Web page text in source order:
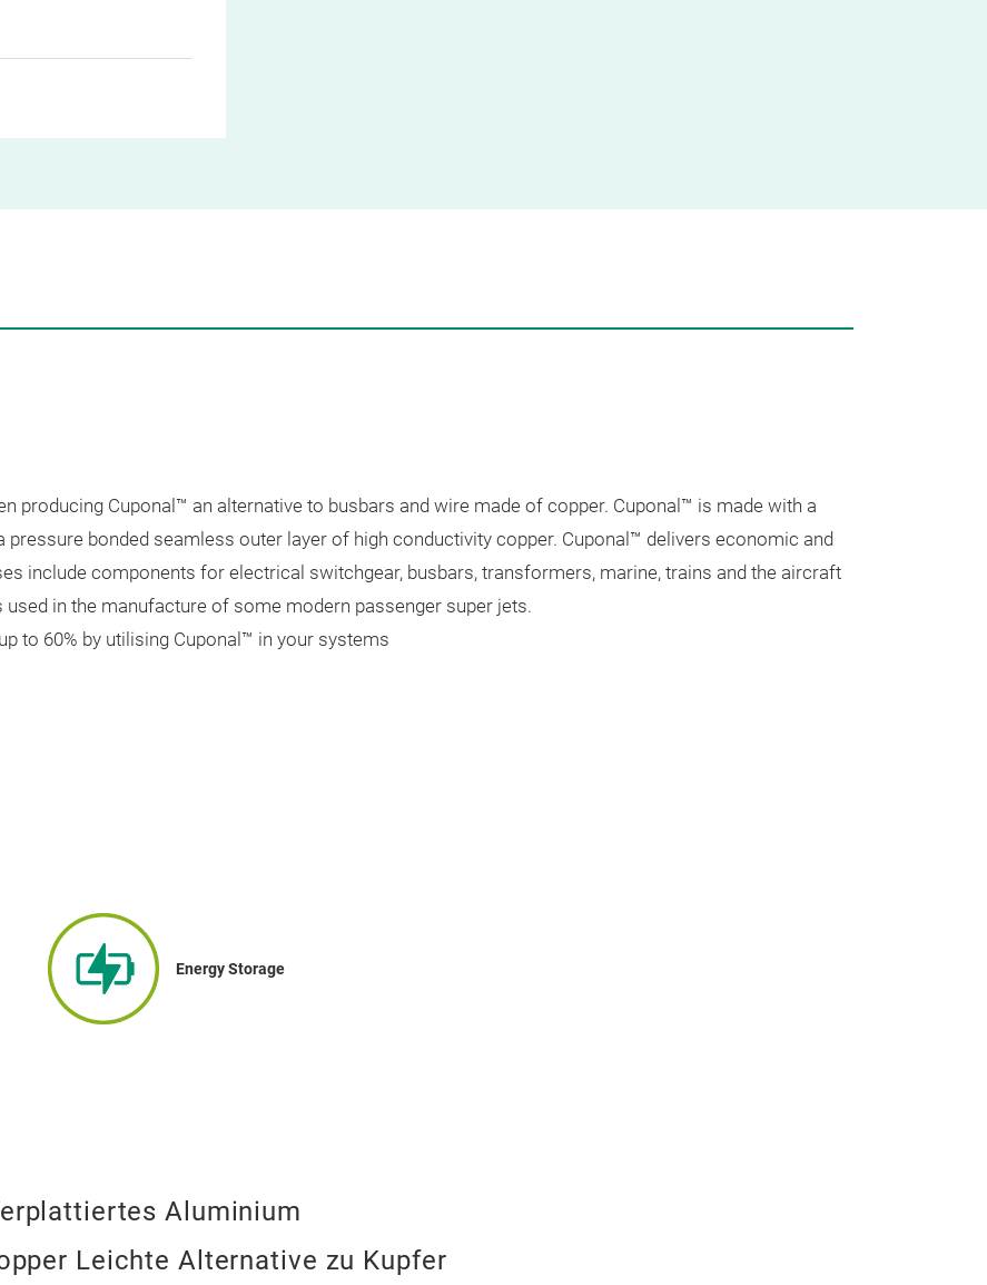
producing Cuponal™ an alternative to busbars and wire made of copper. Cuponal™ is made with a
bonded seamless outer layer of high conductivity copper. Cuponal™ delivers economic and
include components for electrical switchgear, busbars, transformers, marine, trains and the aircraft
in the manufacture of some modern passenger super jets.
to 60% by utilising Cuponal™ in your systems
Energy Storage
Aluminium
Leichte Alternative zu Kupfer